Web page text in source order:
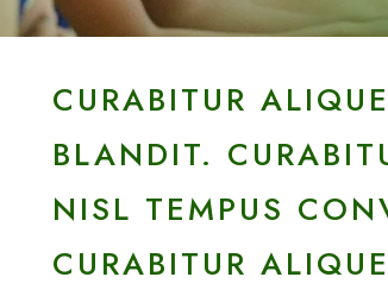
CURABITUR
BLANDIT.
NISL TEMPUS
CURABITUR